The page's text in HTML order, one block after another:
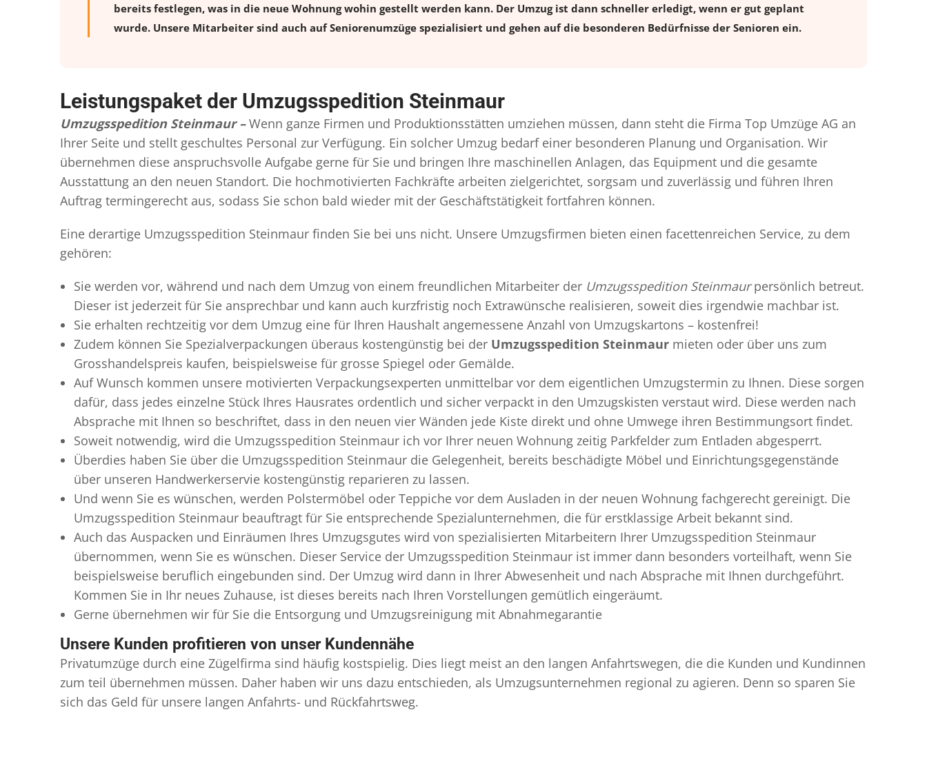
bereits festlegen, was in die neue Wohnung wohin gestellt werden kann. Der Umzug ist dann schneller erledigt, wenn er gut geplant
wurde. Unsere Mitarbeiter sind auch auf Seniorenumzüge spezialisiert und gehen auf die besonderen Bedürfnisse der Senioren ein.
Leistungspaket der Umzugsspedition Steinmaur
Umzugsspedition Steinmaur – Wenn ganze Firmen und Produktionsstätten umziehen müssen, dann steht die Firma Top Umzüge AG an
Ihrer Seite und stellt geschultes Personal zur Verfügung. Ein solcher Umzug bedarf einer besonderen Planung und Organisation. Wir
übernehmen diese anspruchsvolle Aufgabe gerne für Sie und bringen Ihre maschinellen Anlagen, das Equipment und die gesamte
Ausstattung an den neuen Standort. Die hochmotivierten Fachkräfte arbeiten zielgerichtet, sorgsam und zuverlässig und führen Ihren
Auftrag termingerecht aus, sodass Sie schon bald wieder mit der Geschäftstätigkeit fortfahren können.
Eine derartige Umzugsspedition Steinmaur finden Sie bei uns nicht. Unsere Umzugsfirmen bieten einen facettenreichen Service, zu dem
gehören:
Sie werden vor, während und nach dem Umzug von einem freundlichen Mitarbeiter der Umzugsspedition Steinmaurpersönlich betreut.
Dieser ist jederzeit für Sie ansprechbar und kann auch kurzfristig noch Extrawünsche realisieren, soweit dies irgendwie machbar ist.
Sie erhalten rechtzeitig vor dem Umzug eine für Ihren Haushalt angemessene Anzahl von Umzugskartons – kostenfrei!
Zudem können Sie Spezialverpackungen überaus kostengünstig bei der Umzugsspedition Steinmaur mieten oder über uns zum
Grosshandelspreis kaufen, beispielsweise für grosse Spiegel oder Gemälde.
Auf Wunsch kommen unsere motivierten Verpackungsexperten unmittelbar vor dem eigentlichen Umzugstermin zu Ihnen. Diese sorgen
dafür, dass jedes einzelne Stück Ihres Hausrates ordentlich und sicher verpackt in den Umzugskisten verstaut wird. Diese werden nach
Absprache mit Ihnen so beschriftet, dass in den neuen vier Wänden jede Kiste direkt und ohne Umwege ihren Bestimmungsort findet.
Soweit notwendig, wird die Umzugsspedition Steinmaur ich vor Ihrer neuen Wohnung zeitig Parkfelder zum Entladen abgesperrt.
Überdies haben Sie über die Umzugsspedition Steinmaur die Gelegenheit, bereits beschädigte Möbel und Einrichtungsgegenstände
über unseren Handwerkerservie kostengünstig reparieren zu lassen.
Und wenn Sie es wünschen, werden Polstermöbel oder Teppiche vor dem Ausladen in der neuen Wohnung fachgerecht gereinigt. Die
Umzugsspedition Steinmaur beauftragt für Sie entsprechende Spezialunternehmen, die für erstklassige Arbeit bekannt sind.
Auch das Auspacken und Einräumen Ihres Umzugsgutes wird von spezialisierten Mitarbeitern Ihrer Umzugsspedition Steinmaur
übernommen, wenn Sie es wünschen. Dieser Service der Umzugsspedition Steinmaur ist immer dann besonders vorteilhaft, wenn Sie
beispielsweise beruflich eingebunden sind. Der Umzug wird dann in Ihrer Abwesenheit und nach Absprache mit Ihnen durchgeführt.
Kommen Sie in Ihr neues Zuhause, ist dieses bereits nach Ihren Vorstellungen gemütlich eingeräumt.
Gerne übernehmen wir für Sie die Entsorgung und Umzugsreinigung mit Abnahmegarantie
Unsere Kunden profitieren von unser Kundennähe
Privatumzüge durch eine Zügelfirma sind häufig kostspielig. Dies liegt meist an den langen Anfahrtswegen, die die Kunden und Kundinnen
zum teil übernehmen müssen. Daher haben wir uns dazu entschieden, als Umzugsunternehmen regional zu agieren. Denn so sparen Sie
sich das Geld für unsere langen Anfahrts- und Rückfahrtsweg.